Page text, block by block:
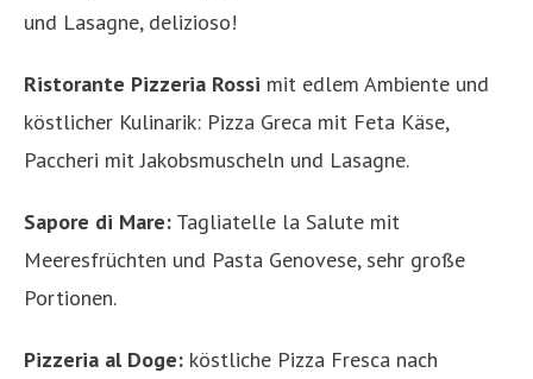
und Lasagne, delizioso!
Ristorante Pizzeria Rossi mit edlem Ambiente und
köstlicher Kulinarik: Pizza Greca mit Feta Käse,
Paccheri mit Jakobsmuscheln und Lasagne.
Sapore di Mare: Tagliatelle la Salute mit
Meeresfrüchten und Pasta Genovese, sehr große
Portionen.
Pizzeria al Doge: köstliche Pizza Fresca nach